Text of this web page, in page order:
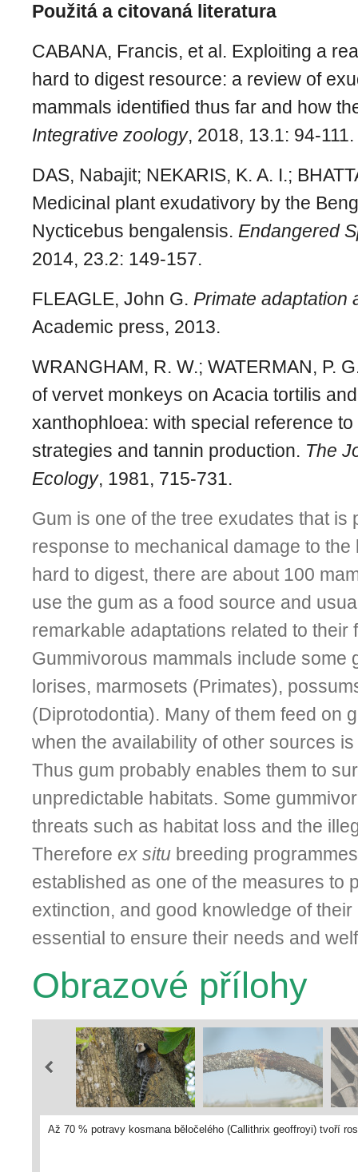
Použitá a citovaná literatura
CABANA, Francis, et al. Exploiting a
hard to digest resource: a review of
mammals identified thus far and how
Integrative zoology, 2018, 13.1: 94-111.
DAS, Nabajit; NEKARIS, K. A. I.;
Medicinal plant exudativory by the
Nycticebus bengalensis. Endangered
2014, 23.2: 149-157.
FLEAGLE, John G. Primate adaptation
Academic press, 2013.
WRANGHAM, R. W.; WATERMAN, P.
of vervet monkeys on Acacia tortilis
xanthophloea: with special reference
strategies and tannin production. The
Ecology, 1981, 715-731.
Gum is one of the tree exudates that is
response to mechanical damage to the
hard to digest, there are about 100
use the gum as a food source and
remarkable adaptations related to their
Gummivorous mammals in­clude some
lorises, marmosets (Primates),
(Diprotodontia). Many of them feed on
when the availability of other sources
Thus gum probably enables them to
unpredictable habitats. Some
threats such as habitat loss and the
Therefore ex situ breeding
established as one of the measures to
extinction, and good knowledge of
es­sential to ensure their needs and
Obrazové přílohy
Až 70 % potravy kosmana běločelého (Callithrix geoffroyi) tvoří